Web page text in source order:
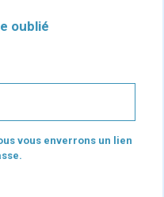
oublié
vous enverrons un lien